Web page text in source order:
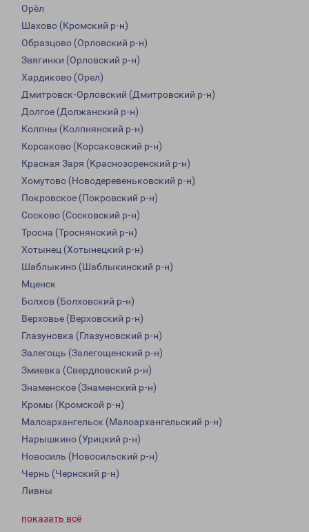
Орёл
Шахово (Кромский р-н)
Образцово (Орловский р-н)
Звягинки (Орловский р-н)
Хардиково (Орел)
Дмитровск-Орловский (Дмитровский р-н)
Долгое (Должанский р-н)
Колпны (Колпнянский р-н)
Корсаково (Корсаковский р-н)
Красная Заря (Краснозоренский р-н)
Хомутово (Новодеревеньковский р-н)
Покровское (Покровский р-н)
Сосково (Сосковский р-н)
Тросна (Троснянский р-н)
Хотынец (Хотынецкий р-н)
Шаблыкино (Шаблыкинский р-н)
Мценск
Болхов (Болховский р-н)
Верховье (Верховский р-н)
Глазуновка (Глазуновский р-н)
Залегощь (Залегощенский р-н)
Змиевка (Свердловский р-н)
Знаменское (Знаменский р-н)
Кромы (Кромской р-н)
Малоархангельск (Малоархангельский р-н)
Нарышкино (Урицкий р-н)
Новосиль (Новосильский р-н)
Чернь (Чернский р-н)
Ливны
показать всё